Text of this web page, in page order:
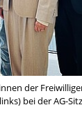
der
bei der AG-